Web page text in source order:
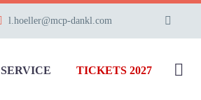
l.hoeller@mcp-dankl.com
SERVICE TICKETS 2027